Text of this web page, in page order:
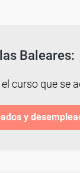
Baleares:
curso que se
y